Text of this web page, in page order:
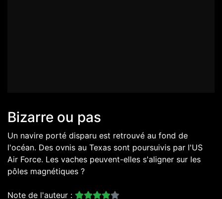
Bizarre ou pas
Un navire porté disparu est retrouvé au fond de
l'océan. Des ovnis au Texas sont poursuivis par l'US
Air Force. Les vaches peuvent-elles s'aligner sur les
pôles magnétiques ?
Note de l'auteur :